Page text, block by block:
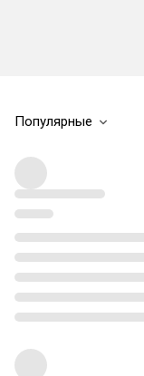
Популярные